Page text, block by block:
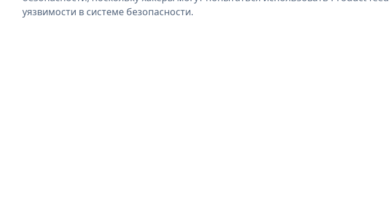
уязвимости в системе безопасности.